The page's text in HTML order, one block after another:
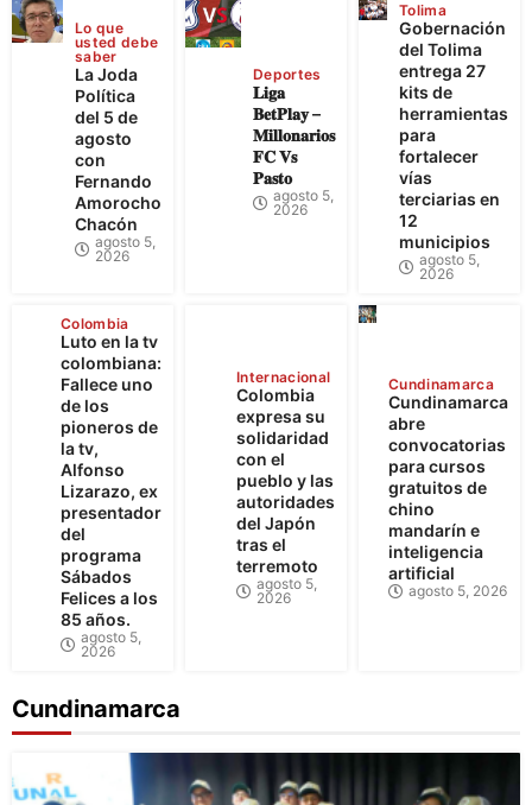
Lo que
usted debe
saber
La Joda
Política
del 5 de
agosto
con
Fernando
Amorocho
Chacón
agosto 5,
2026
Deportes
𝐋𝐢𝐠𝐚
𝐁𝐞𝐭𝐏𝐥𝐚𝐲 –
𝐌𝐢𝐥𝐥𝐨𝐧𝐚𝐫𝐢𝐨𝐬
𝐅𝐂 𝐕𝐬
𝐏𝐚𝐬𝐭𝐨
agosto 5,
2026
Tolima
Gobernación
del Tolima
entrega 27
kits de
herramientas
para
fortalecer
vías
terciarias en
12
municipios
agosto 5,
2026
Colombia
Luto en la tv
colombiana:
Fallece uno
de los
pioneros de
la tv,
Alfonso
Lizarazo, ex
presentador
del
programa
Sábados
Felices a los
85 años.
agosto 5,
2026
Internacional
Colombia
expresa su
solidaridad
con el
pueblo y las
autoridades
del Japón
tras el
terremoto
agosto 5,
2026
Cundinamarca
Cundinamarca
abre
convocatorias
para cursos
gratuitos de
chino
mandarín e
inteligencia
artificial
agosto 5, 2026
Cundinamarca